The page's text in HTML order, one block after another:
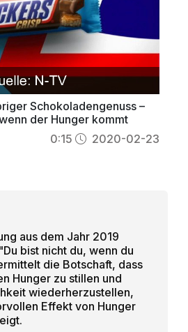
Schokoladengenuss –
der Hunger kommt
0:15 2020-02-23
aus dem Jahr 2019
bist nicht du, wenn du
die Botschaft, dass
Hunger zu stillen und
wiederherzustellen,
Effekt von Hunger